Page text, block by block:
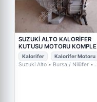
SUZUKİ ALTO KALORİFER
KUTUSU MOTORU KOMPLE
HATASI
Kalorifer Kalorifer Motoru
Suzuki Alto • Bursa / Nilüfer •